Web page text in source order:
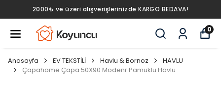
2000₺ ve üzeri alışverişlerinizde KARGO BEDAVA!
0
Anasayfa EV TEKSTİLİ Havlu & Bornoz
HAVLU
Çapahome Çapa 50X90 Modenr Pamuklu Havlu